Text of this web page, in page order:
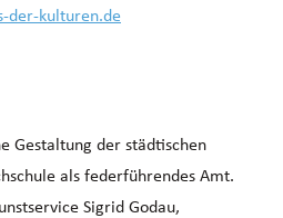
der-kulturen.de
Gestaltung der städtischen
als federführendes Amt.
Sigrid Godau,